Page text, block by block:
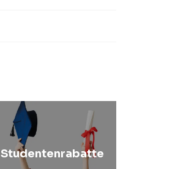
Studentenrabatte